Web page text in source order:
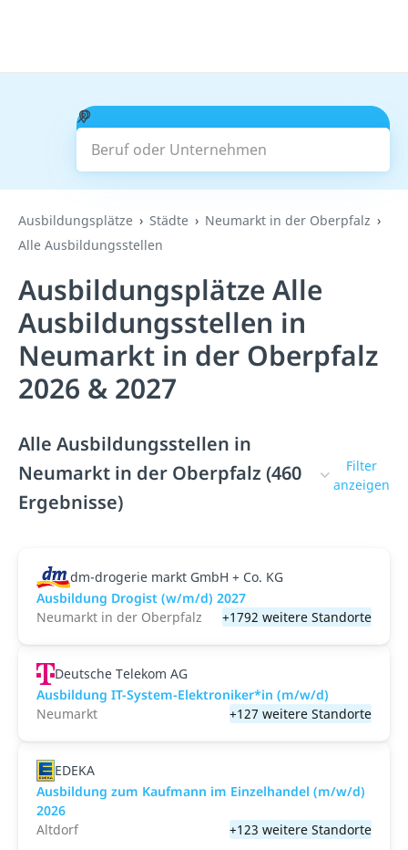
Beruf oder Unternehmen
Suchen
Ausbildungsplätze Städte
Neumarkt in der Oberpfalz
Alle Ausbildungsstellen
Ausbildungsplätze Alle
Ausbildungsstellen in
Neumarkt in der Oberpfalz
2026 & 2027
Alle Ausbildungsstellen in
Neumarkt in der Oberpfalz (460
Ergebnisse)
Filter
anzeigen
dm-drogerie markt GmbH + Co. KG
Ausbildung Drogist (w/m/d) 2027
Neumarkt in der Oberpfalz
+1792 weitere Standorte
Deutsche Telekom AG
Ausbildung IT-System-Elektroniker*in (m/w/d)
Neumarkt
+127 weitere Standorte
EDEKA
Ausbildung zum Kaufmann im Einzelhandel (m/w/d)
2026
Altdorf
+123 weitere Standorte